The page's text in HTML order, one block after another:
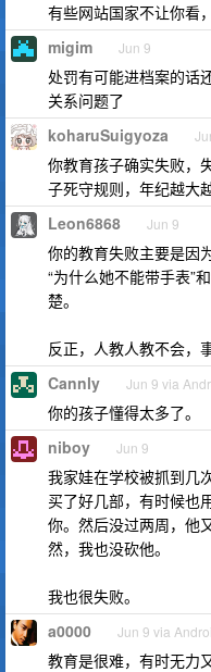
有些网站国家不让你看
migim Jun 9
处罚有可能进档案的话
关系问题了
koharuSuigyoza
你教育孩子确实失败，
子死守规则，年纪越大
Leon6868 Jun 9
你的教育失败主要是因
“为什么她不能带手表”
楚。
反正，人教人教不会，
Cannly Jun 9 via
你的孩子懂得太多了。
niboy Jun 9
我家娃在学校被抓到几
买了好几部，有时候也
你。然后没过两周，他
然，我也没砍他。
我也很失败。
a0000 Jun 9 via
教育是很难，有时无力